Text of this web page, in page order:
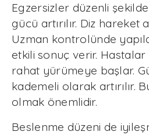
Egzersizler düzenli şekilde
gücü artırılır. Diz hareket
Uzman kontrolünde
etkili sonuç verir.
rahat yürümeye başlar.
kademeli olarak artırılır.
olmak önemlidir.
Beslenme düzeni de